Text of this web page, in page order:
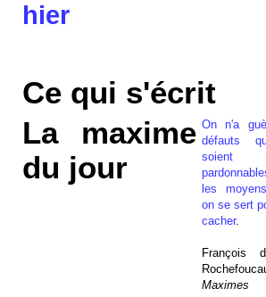
hier
Ce qui s'écrit
La maxime
du jour
On n'a
défauts
soient
les
on se sert
cacher.
François
Maximes